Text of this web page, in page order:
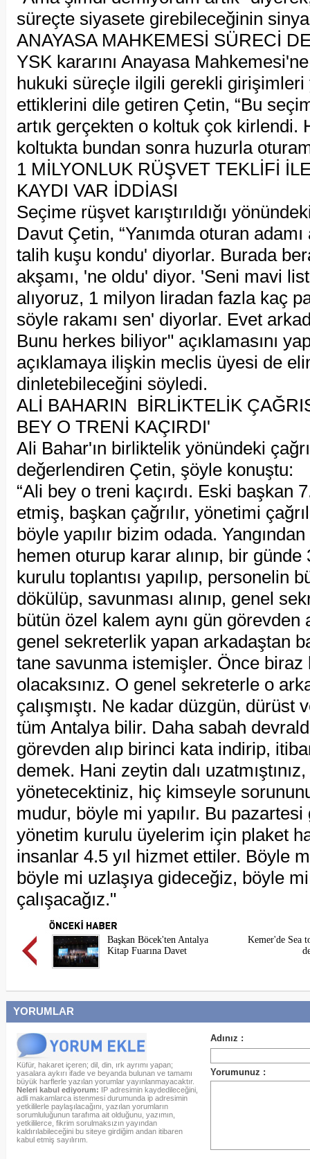
süreçte siyasete girebileceğinin
ANAYASA MAHKEMESİ SÜRECİ
YSK kararını Anayasa
hukuki süreçle ilgili gerekli
ettiklerini dile getiren Çetin, “Bu
artık gerçekten o koltuk çok kirlendi.
koltukta bundan sonra huzurla
1 MİLYONLUK RÜŞVET TEKLİFİ
KAYDI VAR İDDİASI
Seçime rüşvet karıştırıldığı
Davut Çetin, “Yanımda oturan
talih kuşu kondu' diyorlar. Burada
akşamı, 'ne oldu' diyor. 'Seni mavi
alıyoruz, 1 milyon liradan fazla kaç
söyle rakamı sen' diyorlar. Evet
Bunu herkes biliyor" açıklamasını
açıklamaya ilişkin meclis üyesi de
dinletebileceğini söyledi.
ALİ BAHARIN BİRLİKTELİK
BEY O TRENİ KAÇIRDI'
Ali Bahar'ın birliktelik yönündeki
değerlendiren Çetin, şöyle konuştu:
“Ali bey o treni kaçırdı. Eski başkan
etmiş, başkan çağrılır, yönetimi
böyle yapılır bizim odada.
hemen oturup karar alınıp, bir
kurulu toplantısı yapılıp, personelin
dökülüp, savunması alınıp, genel
bütün özel kalem aynı gün görevden
genel sekreterlik yapan arkadaştan
tane savunma istemişler. Önce biraz
olacaksınız. O genel sekreterle o
çalışmıştı. Ne kadar düzgün, dürüst
tüm Antalya bilir. Daha sabah
görevden alıp birinci kata indirip,
demek. Hani zeytin dalı
yönetecektiniz, hiç kimseyle
mudur, böyle mi yapılır. Bu
yönetim kurulu üyelerim için plaket
insanlar 4.5 yıl hizmet ettiler. Böyle
böyle mi uzlaşıya gideceğiz, böyle
çalışacağız."
Başkan Böcek'ten Antalya
Kitap Fuarına Davet
Kemer'de Sea
YORUMLAR
Küfür, hakaret içeren; dil, din, ırk ayrımı yapan;
yasalara aykırı ifade ve beyanda bulunan ve tamamı
büyük harflerle yazılan yorumlar yayınlanmayacaktır.
Neleri kabul ediyorum: IP adresimin kaydedileceğini,
adli makamlarca istenmesi durumunda ip adresimin
yetkililerle paylaşılacağını, yazılan yorumların
sorumluluğunun tarafıma ait olduğunu, yazımın,
yetkililerce, fikrim sorulmaksızın yayından
kaldırılabileceğini bu siteye girdiğim andan itibaren
kabul etmiş sayılırım.